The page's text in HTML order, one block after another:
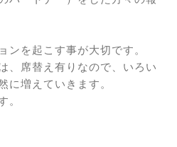
ンを起こす事が大切です。
、席替え有りなので、いろい
に増えていきます。
。